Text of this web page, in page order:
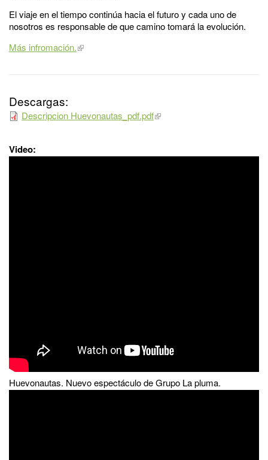
El viaje en el tiempo continúa hacia el futuro y cada uno de
nosotros es responsable de que camino tomará la evolución.
Más infromación.
Descargas:
Descripcion Huevonautas_pdf.pdf
Video:
Huevonautas. Nuevo espectáculo de Grupo La pluma.